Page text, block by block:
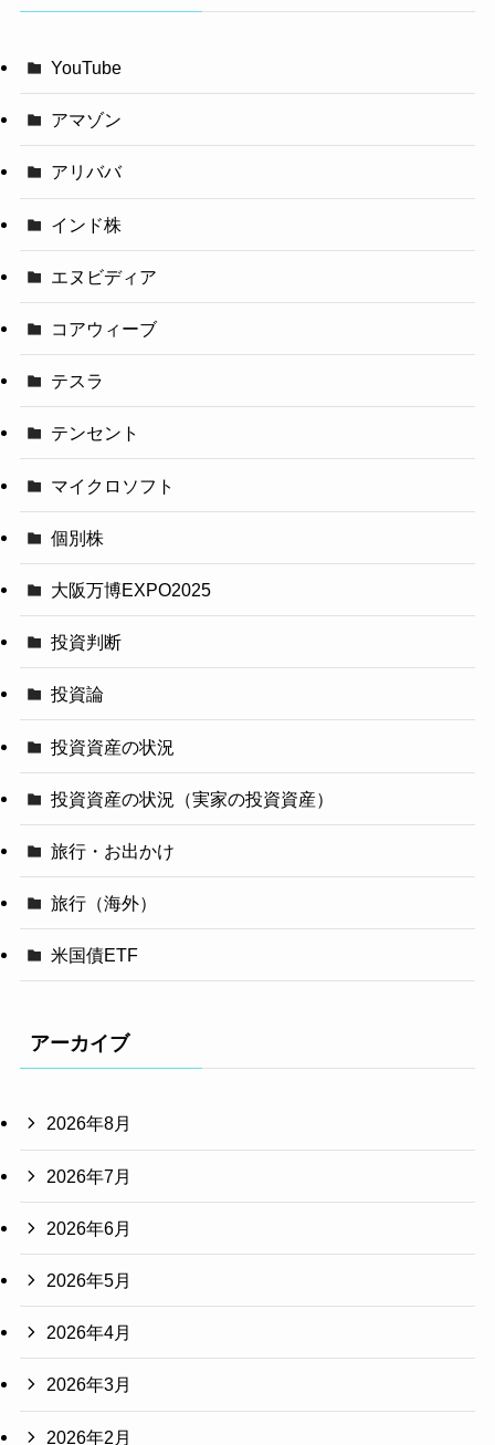
YouTube
アマゾン
アリババ
インド株
エヌビディア
コアウィーブ
テスラ
テンセント
マイクロソフト
個別株
大阪万博EXPO2025
投資判断
投資論
投資資産の状況
投資資産の状況（実家の投資資産）
旅行・お出かけ
旅行（海外）
米国債ETF
アーカイブ
2026年8月
2026年7月
2026年6月
2026年5月
2026年4月
2026年3月
2026年2月